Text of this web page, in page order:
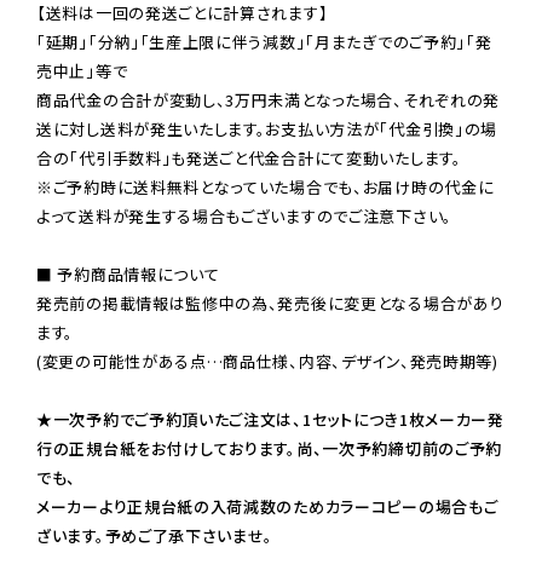
【送料は一回の発送ごとに計算されます】
「延期」「分納」「生産上限に伴う減数」「月またぎでのご予約」「発
売中止」等で
商品代金の合計が変動し、3万円未満となった場合、それぞれの発
送に対し送料が発生いたします。お支払い方法が「代金引換」の場
※ご予約時に送料無料となっていた場合でも、お届け時の代金に
よって送料が発生する場合もございますのでご注意下さい。
■ 予約商品情報について
発売前の掲載情報は監修中の為、発売後に変更となる場合があり
ます。
(変更の可能性がある点…商品仕様、内容、デザイン、発売時期等)
★一次予約でご予約頂いたご注文は、1セットにつき1枚メーカー発
行の正規台紙をお付けしております。尚、一次予約締切前のご予約
でも、
メーカーより正規台紙の入荷減数のためカラーコピーの場合もご
ざいます。予めご了承下さいませ。